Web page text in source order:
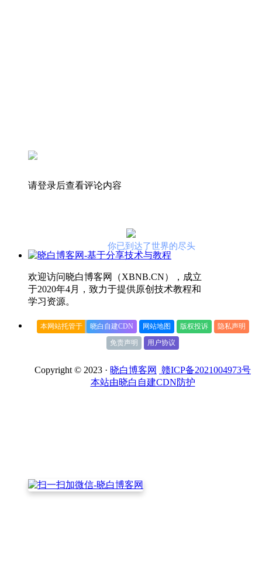
请登录后查看评论内容
你已到达了世界的尽头
欢迎访问晓白博客网（XBNB.CN），成立
于2020年4月，致力于提供原创技术教程和
学习资源。
本网站托管于 晓白自建CDN 网站地图 版权投诉
隐私声明
免责声明
用户协议
Copyright © 2023 · 晓白博客网
赣ICP备2021004973号
本站由晓白自建CDN防护